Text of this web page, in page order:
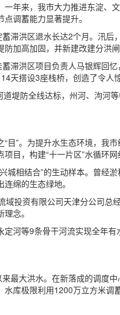
年来，我市大力推进东淀、
调蓄能力显著提升。
蓄滞洪区退水长达2个月。汛
加高加固，并新建改建分洪闸
滞洪区项目负责人马银辉回
天搭设3座栈桥，创造了令人惊
堤防全线达标，州河、泃河
目”。为提升水生态环境，我
目，构建“十一片区”水循环
城相结合”的生动样本。曾经
绵的生态绿地。
域投资有限公司天津分公司
念。
河等9条骨干河流实现全年
最大洪水。在新落成的调度
库极限利用1200万立方米调